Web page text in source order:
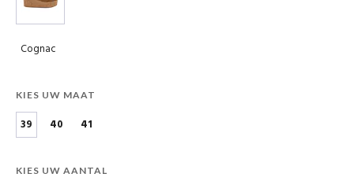
Cognac
KIES UW MAAT
39 40 41
KIES UW AANTAL